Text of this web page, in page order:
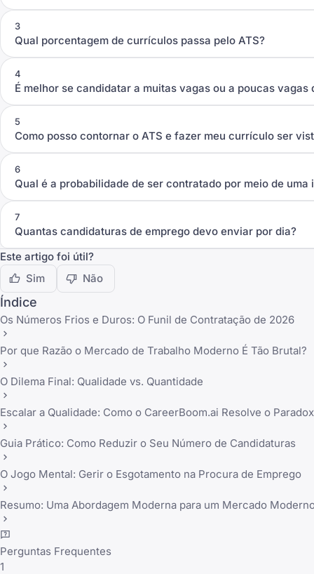
3
Qual porcentagem de currículos passa pelo ATS?
4
É melhor se candidatar a muitas vagas ou a poucas vagas
5
Como posso contornar o ATS e fazer meu currículo ser
6
Qual é a probabilidade de ser contratado por meio de uma
7
Quantas candidaturas de emprego devo enviar por dia?
Este artigo foi útil?
Sim
Não
Índice
Os Números Frios e Duros: O Funil de Contratação de 2026
Por que Razão o Mercado de Trabalho Moderno É Tão Brutal?
O Dilema Final: Qualidade vs. Quantidade
Escalar a Qualidade: Como o CareerBoom.ai Resolve o
Guia Prático: Como Reduzir o Seu Número de Candidaturas
O Jogo Mental: Gerir o Esgotamento na Procura de Emprego
Resumo: Uma Abordagem Moderna para um Mercado
Perguntas Frequentes
1